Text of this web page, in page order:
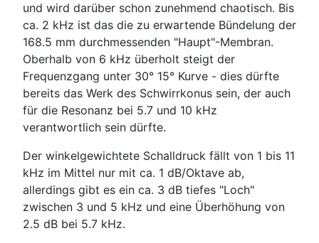
und wird darüber schon zunehmend chaotisch. Bis
ca. 2 kHz ist das die zu erwartende Bündelung der
168.5 mm durchmessenden "Haupt"-Membran.
Oberhalb von 6 kHz überholt steigt der
Frequenzgang unter 30° 15° Kurve - dies dürfte
bereits das Werk des Schwirrkonus sein, der auch
für die Resonanz bei 5.7 und 10 kHz
verantwortlich sein dürfte.
Der winkelgewichtete Schalldruck fällt von 1 bis 11
kHz im Mittel nur mit ca. 1 dB/Oktave ab,
allerdings gibt es ein ca. 3 dB tiefes "Loch"
zwischen 3 und 5 kHz und eine Überhöhung von
2.5 dB bei 5.7 kHz.